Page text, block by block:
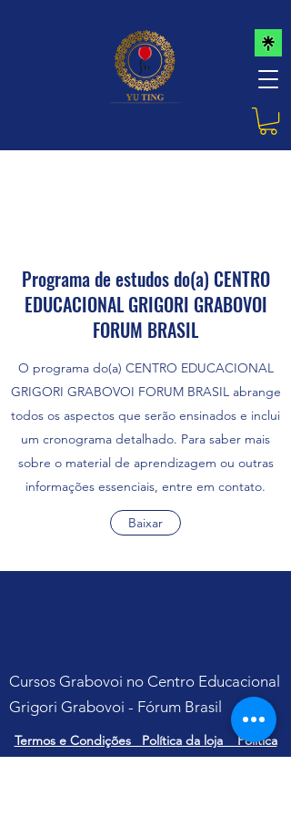
Programa de estudos do(a) CENTRO
EDUCACIONAL GRIGORI GRABOVOI
FORUM BRASIL
O programa do(a) CENTRO EDUCACIONAL
GRIGORI GRABOVOI FORUM BRASIL abrange
todos os aspectos que serão ensinados e inclui
um cronograma detalhado. Para saber mais
sobre o material de aprendizagem ou outras
informações essenciais, entre em contato.
Baixar
Cursos Grabovoi no Centro Educacional
Grigori Grabovoi - Fórum Brasil
Termos e Condições Política da loja Política